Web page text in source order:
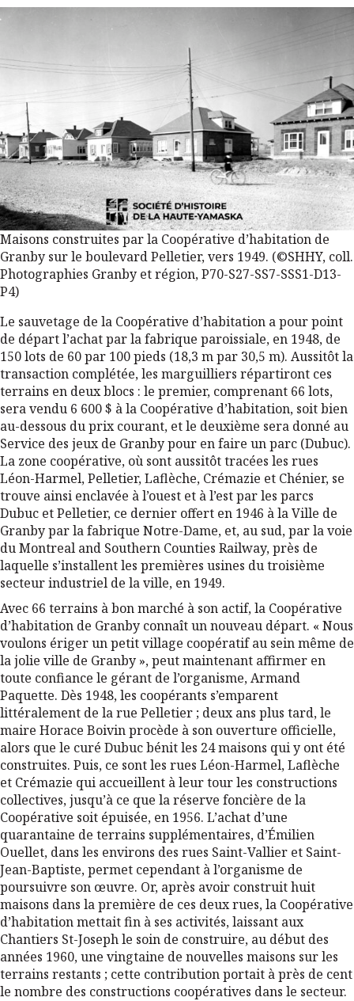
Maisons construites par la Coopérative d’habitation de
Granby sur le boulevard Pelletier, vers 1949. (©SHHY, coll.
Photographies Granby et région, P70-S27-SS7-SSS1-D13-
P4)
Le sauvetage de la Coopérative d’habitation a pour point
de départ l’achat par la fabrique paroissiale, en 1948, de
150 lots de 60 par 100 pieds (18,3 m par 30,5 m). Aussitôt la
transaction complétée, les marguilliers répartiront ces
terrains en deux blocs : le premier, comprenant 66 lots,
sera vendu 6 600 $ à la Coopérative d’habitation, soit bien
au-dessous du prix courant, et le deuxième sera donné au
Service des jeux de Granby pour en faire un parc (Dubuc).
La zone coopérative, où sont aussitôt tracées les rues
Léon-Harmel, Pelletier, Laflèche, Crémazie et Chénier, se
trouve ainsi enclavée à l’ouest et à l’est par les parcs
Dubuc et Pelletier, ce dernier offert en 1946 à la Ville de
Granby par la fabrique Notre-Dame, et, au sud, par la voie
du Montreal and Southern Counties Railway, près de
laquelle s’installent les premières usines du troisième
secteur industriel de la ville, en 1949.
Avec 66 terrains à bon marché à son actif, la Coopérative
d’habitation de Granby connaît un nouveau départ. « Nous
voulons ériger un petit village coopératif au sein même de
la jolie ville de Granby », peut maintenant affirmer en
toute confiance le gérant de l’organisme, Armand
Paquette. Dès 1948, les coopérants s’emparent
littéralement de la rue Pelletier ; deux ans plus tard, le
maire Horace Boivin procède à son ouverture officielle,
alors que le curé Dubuc bénit les 24 maisons qui y ont été
construites. Puis, ce sont les rues Léon-Harmel, Laflèche
et Crémazie qui accueillent à leur tour les constructions
collectives, jusqu’à ce que la réserve foncière de la
Coopérative soit épuisée, en 1956. L’achat d’une
quarantaine de terrains supplémentaires, d’Émilien
Ouellet, dans les environs des rues Saint-Vallier et Saint-
Jean-Baptiste, permet cependant à l’organisme de
poursuivre son œuvre. Or, après avoir construit huit
maisons dans la première de ces deux rues, la Coopérative
d’habitation mettait fin à ses activités, laissant aux
Chantiers St-Joseph le soin de construire, au début des
années 1960, une vingtaine de nouvelles maisons sur les
terrains restants ; cette contribution portait à près de cent
le nombre des constructions coopératives dans le secteur.